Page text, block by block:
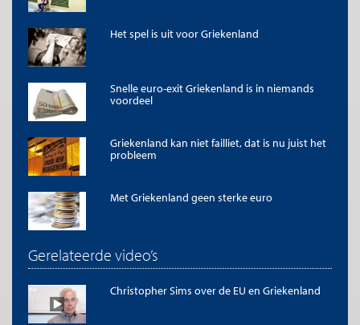
Het spel is uit voor Griekenland
Snelle euro-exit Griekenland is in niemands
voordeel
Griekenland kan niet failliet, dat is nu juist het
probleem
Met Griekenland geen sterke euro
Gerelateerde video’s
Christopher Sims over de EU en Griekenland